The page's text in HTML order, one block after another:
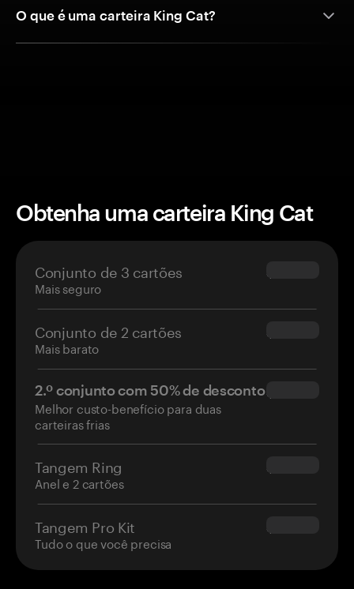
O que é uma carteira King Cat?
Obtenha uma carteira King Cat
Conjunto de 3 cartões
Mais seguro
$69.90
Conjunto de 2 cartões
Mais barato
$54.90
2.º conjunto com 50% de desconto
Melhor custo-benefício para duas
carteiras frias
$34.95
Tangem Ring
Anel e 2 cartões
$160.00
Tangem Pro Kit
Tudo o que você precisa
$180.00